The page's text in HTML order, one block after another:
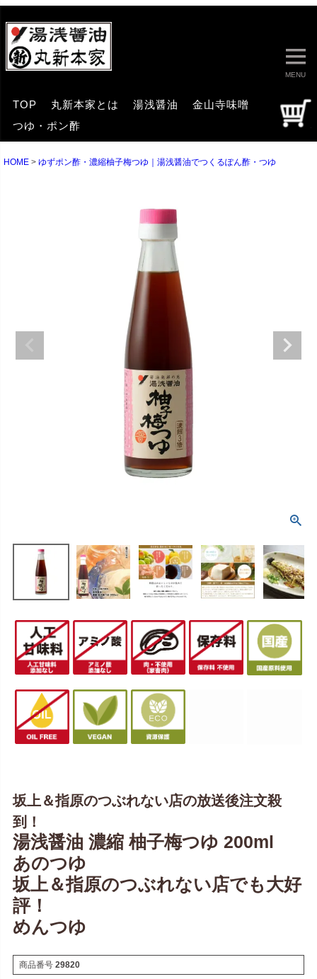
MENU
TOP 丸新本家とは 湯浅醤油
金山寺味噌
つゆ・ポン酢
HOME ゆずポン酢・濃縮柚子梅つゆ｜湯浅醤油でつくるぽん酢・つゆ
坂上＆指原のつぶれない店の放送後注文殺
到！
湯浅醤油 濃縮 柚子梅つゆ 200ml
あのつゆ
坂上＆指原のつぶれない店でも大好
評！
めんつゆ
商品番号 29820